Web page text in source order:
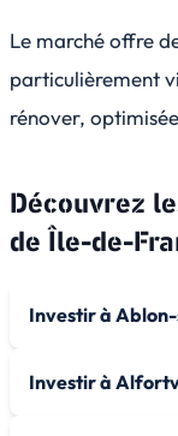
Le marché offre
particulièrement
rénover,
Découvrez
de Île-de-
Investir à
Investir à